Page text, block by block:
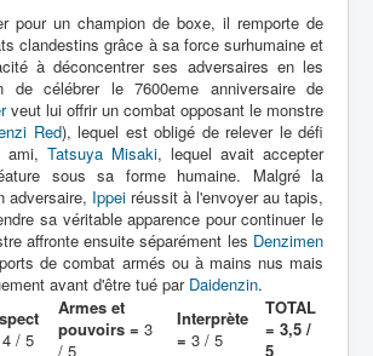
pour un champion de boxe, il remporte de
clandestins grâce à sa force surhumaine et
à déconcentrer ses adversaires en les
de célébrer le 7600eme anniversaire de
veut lui offrir un combat opposant le monstre
Red), lequel est obligé de relever le défi
ami, Tatsuya Misaki, lequel avait accepter
sous sa forme humaine. Malgré la
adversaire, Ippei réussit à l'envoyer au tapis,
sa véritable apparence pour continuer le
affronte ensuite séparément les Denzimen
de combat armés ou à mains nus mais
avant d'être tué par Daidenzin.
4 / 5
Armes et
pouvoirs = 3
/ 5
Interprète
= 3 / 5
TOTAL
= 3,5 /
5